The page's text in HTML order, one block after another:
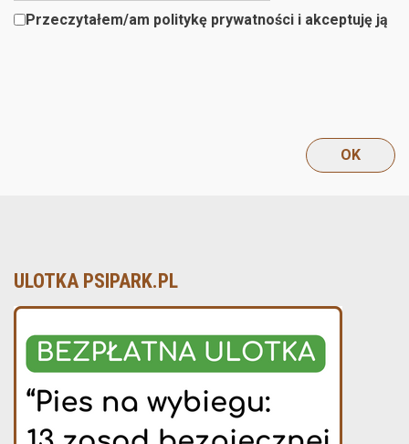
Przeczytałem/am politykę prywatności i akceptuję ją
ULOTKA PSIPARK.PL